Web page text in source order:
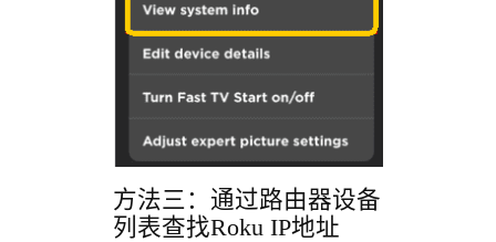
方法三：通过路由器设备
列表查找Roku IP地址